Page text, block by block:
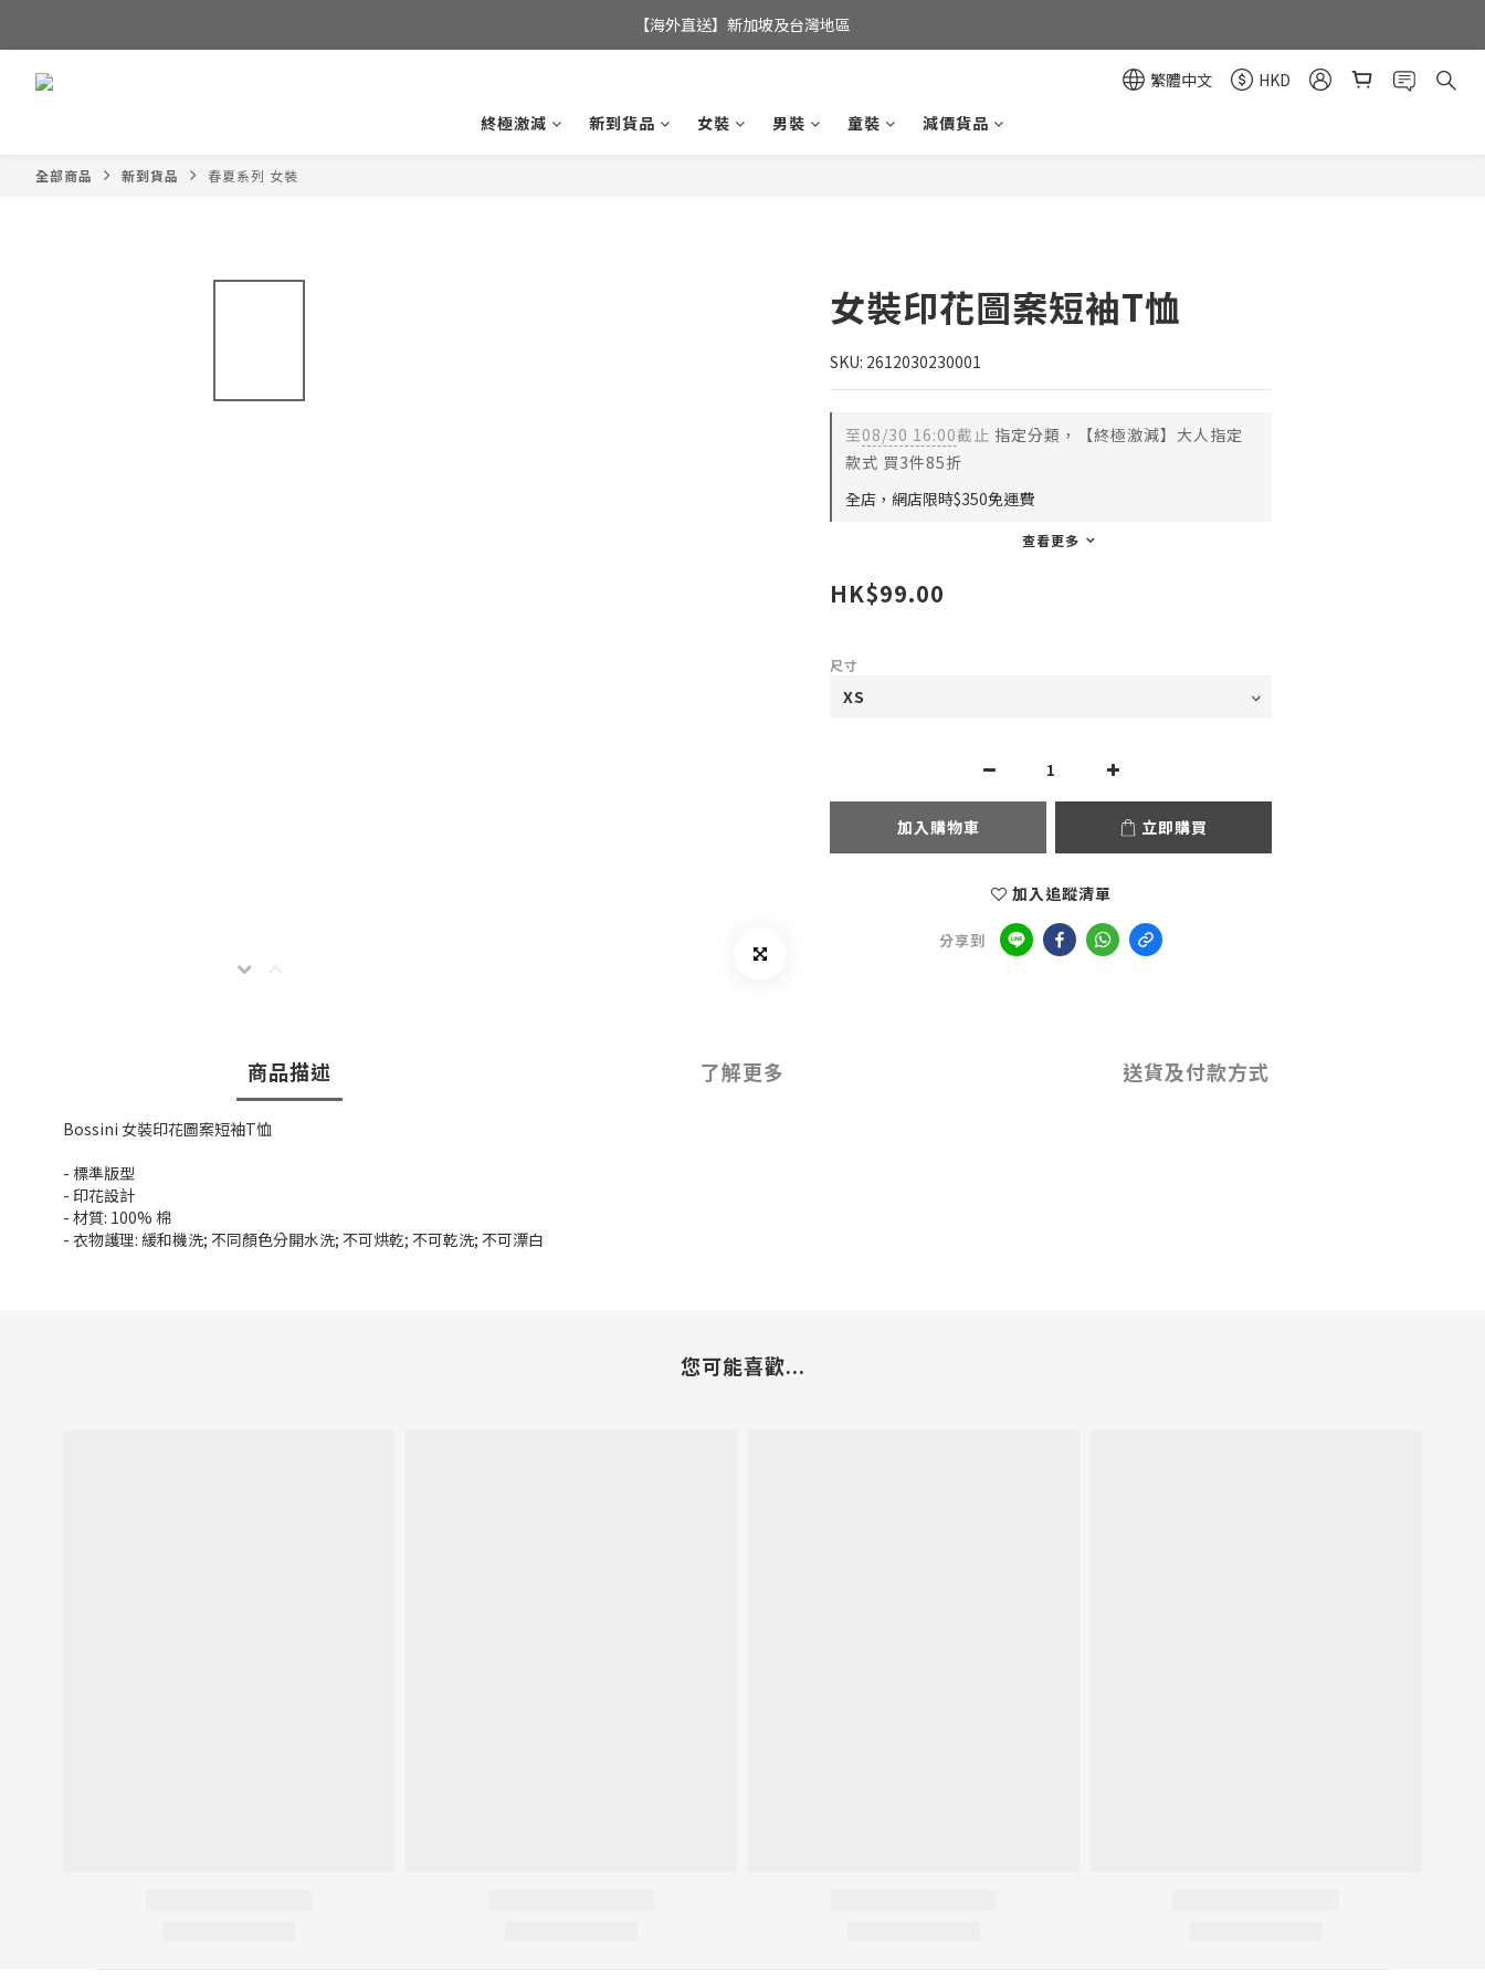
全店滿$350，即可享港澳地區免運費;
【海外直送】新加坡及台灣地區
繁體中文
HKD
終極激減
新到貨品 女裝 男裝 童裝 減價貨品
全部商品 新到貨品 春夏系列 女裝
女裝印花圖案短袖T恤
SKU: 2612030230001
至08/30 16:00截止 指定分類，【終極激減】大人指定
款式 買3件85折
全店，網店限時$350免運費
查看更多
HK$99.00
尺寸
加入購物車 立即購買
加入追蹤清單
分享到
商品描述 了解更多 送貨及付款方式
Bossini 女裝印花圖案短袖T恤
- 標準版型
- 印花設計
- 材質: 100% 棉
- 衣物護理: 緩和機洗; 不同顏色分開水洗; 不可烘乾; 不可乾洗; 不可漂白
您可能喜歡...